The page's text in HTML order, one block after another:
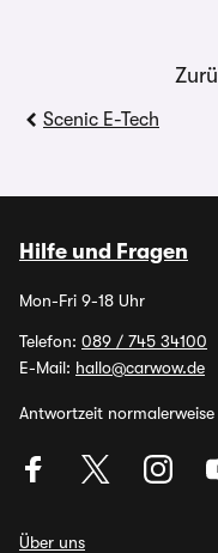
Scenic E-Tech
Hilfe und Fragen
Mon-Fri 9-18 Uhr
Telefon: 089 / 745 34100
E-Mail: hallo@carwow.de
Antwortzeit
Über uns